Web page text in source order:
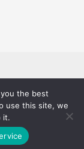
the best
use this site, we
it.